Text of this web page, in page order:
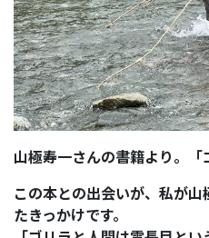
山極寿一さんの書籍より。「
この本との出会いが、私が
たきっかけです。